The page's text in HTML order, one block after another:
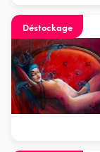
Déstockage